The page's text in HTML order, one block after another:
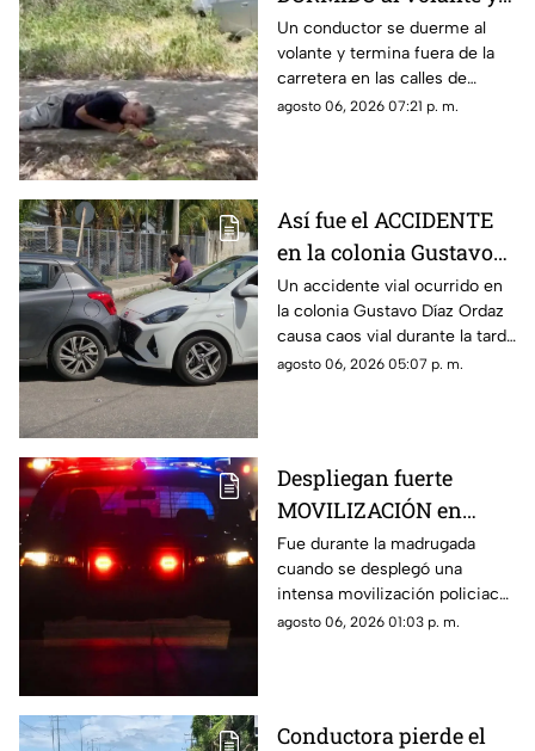
termina entre la
maleza en Ciudad
Caucel
Un conductor se duerme al
volante y termina fuera de la
carretera en las calles de
Ciudad Caucel, por lo que se
agosto 06, 2026 07:21 p. m.
Así fue el ACCIDENTE
en la colonia Gustavo
Díaz Ordaz que causó
CAOS VIAL este jueves
Un accidente vial ocurrido en
la colonia Gustavo Díaz Ordaz
causa caos vial durante la tarde
de este jueves 6 de agosto,
agosto 06, 2026 05:07 p. m.
Despliegan fuerte
MOVILIZACIÓN en
Progreso tras
PELIGROSO
HALLAZGO; esto
encontraron
Fue durante la madrugada
cuando se desplegó una
intensa movilización policiaca
en Progreso, luego de
agosto 06, 2026 01:03 p. m.
Conductora pierde el